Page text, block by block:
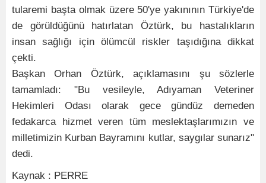
tularemi başta olmak üzere 50'ye yakınının Türkiye'de
de görüldüğünü hatırlatan Öztürk, bu hastalıkların
insan sağlığı için ölümcül riskler taşıdığına dikkat
çekti.
Başkan Orhan Öztürk, açıklamasını şu sözlerle
tamamladı: "Bu vesileyle, Adıyaman Veteriner
Hekimleri Odası olarak gece gündüz demeden
fedakarca hizmet veren tüm meslektaşlarımızın ve
milletimizin Kurban Bayramını kutlar, saygılar sunarız"
dedi.
Kaynak : PERRE